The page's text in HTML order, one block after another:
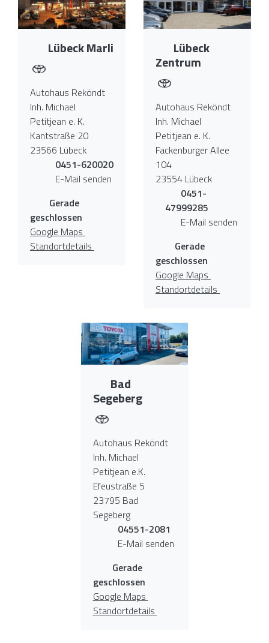
Lübeck Marli
Autohaus Reköndt
Inh. Michael
Petitjean e. K.
Kantstraße 20
23566 Lübeck
0451-620020
E-Mail senden
Gerade
geschlossen
Google Maps
Standortdetails
Lübeck
Zentrum
Autohaus Reköndt
Inh. Michael
Petitjean e. K.
Fackenburger Allee
104
23554 Lübeck
0451-
47999285
E-Mail senden
Gerade
geschlossen
Google Maps
Standortdetails
Bad
Segeberg
Autohaus Reköndt
Inh. Michael
Petitjean e.K.
Efeustraße 5
23795 Bad
Segeberg
04551-2081
E-Mail senden
Gerade
geschlossen
Google Maps
Standortdetails